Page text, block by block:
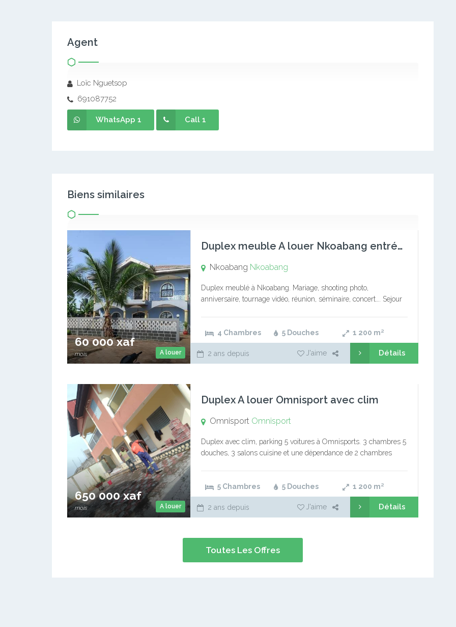
Agent
Loïc Nguetsop
691087752
WhatsApp 1 Call 1
Biens similaires
A louer
60 000 xaf
mois
Duplex meuble A louer Nkoabang entrée itambe
Nkoabang Nkoabang
Duplex meublé à Nkoabang. Mariage, shooting photo,
anniversaire, tournage vidéo, réunion, séminaire, concert…. Sejour
4 Chambres
5 Douches 1 200 m²
2 ans depuis J'aime Détails
A louer
650 000 xaf
mois
Duplex A louer Omnisport avec clim
Omnisport Omnisport
Duplex avec clim, parking 5 voitures à Omnisports. 3 chambres 5
douches, 3 salons cuisine et une dépendance de 2 chambres
5 Chambres 5 Douches 1 200 m²
2 ans depuis J'aime Détails
Toutes Les Offres